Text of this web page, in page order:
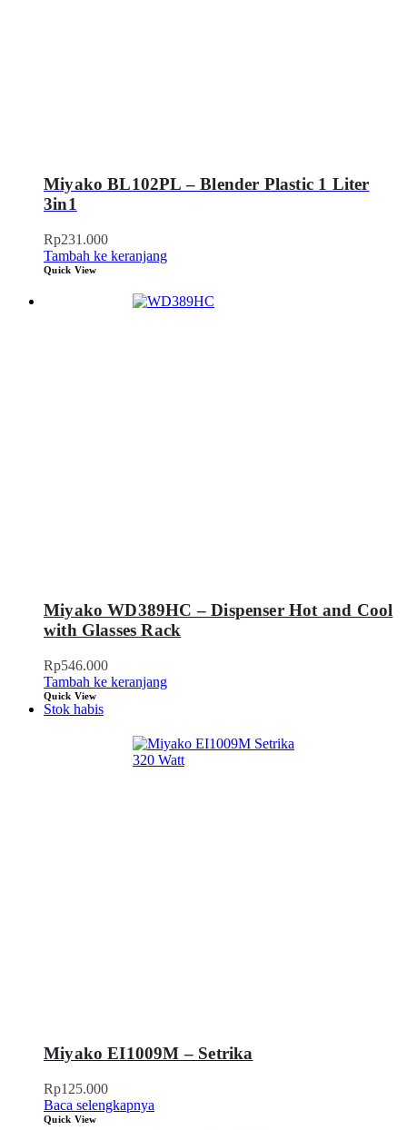
Miyako BL102PL – Blender Plastic 1 Liter
3in1
Rp231.000
Tambah ke keranjang
Quick View
Miyako WD389HC – Dispenser Hot and Cool
with Glasses Rack
Rp546.000
Tambah ke keranjang
Quick View
Stok habis
Miyako EI1009M – Setrika
Rp125.000
Baca selengkapnya
Quick View